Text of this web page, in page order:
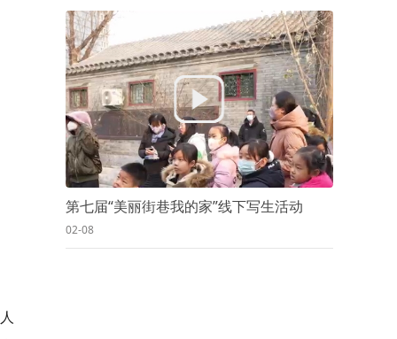
第七届“美丽街巷我的家”线下写生活动
02-08